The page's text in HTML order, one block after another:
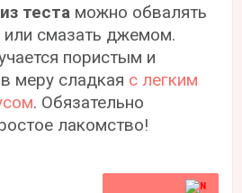
теста можно обвалять
или смазать джемом.
пористым и
меру сладкая с легким
. Обязательно
лакомство!